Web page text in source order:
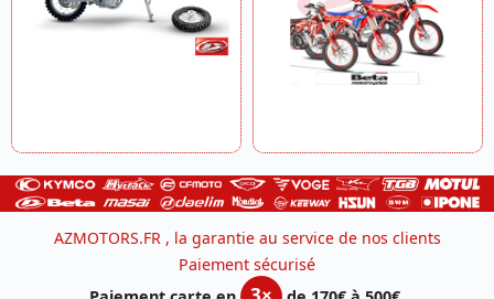
AZMOTORS.FR , la garantie au service de nos clients
Paiement sécurisé